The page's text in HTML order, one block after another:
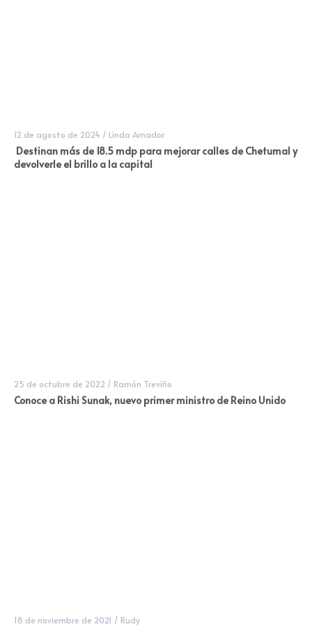
12 de agosto de 2024 / Linda Amador
Destinan más de 18.5 mdp para mejorar calles de Chetumal y
devolverle el brillo a la capital
25 de octubre de 2022 / Ramón Treviño
Conoce a Rishi Sunak, nuevo primer ministro de Reino Unido
18 de noviembre de 2021 / Rudy